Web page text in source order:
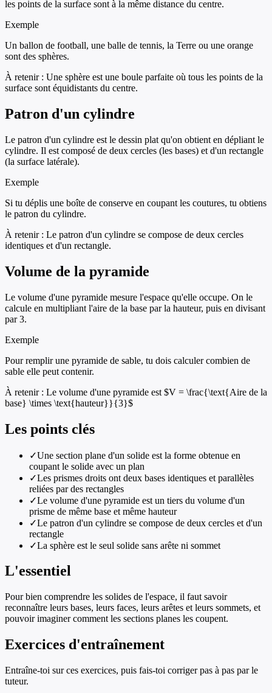
les points de la surface sont à la même distance du centre.
Exemple
Un ballon de football, une balle de tennis, la Terre ou une orange
sont des sphères.
À retenir : Une sphère est une boule parfaite où tous les points de la
surface sont équidistants du centre.
Patron d'un cylindre
Le patron d'un cylindre est le dessin plat qu'on obtient en dépliant le
cylindre. Il est composé de deux cercles (les bases) et d'un rectangle
(la surface latérale).
Exemple
Si tu déplis une boîte de conserve en coupant les coutures, tu obtiens
le patron du cylindre.
À retenir : Le patron d'un cylindre se compose de deux cercles
identiques et d'un rectangle.
Volume de la pyramide
Le volume d'une pyramide mesure l'espace qu'elle occupe. On le
calcule en multipliant l'aire de la base par la hauteur, puis en divisant
par 3.
Exemple
Pour remplir une pyramide de sable, tu dois calculer combien de
sable elle peut contenir.
À retenir : Le volume d'une pyramide est $V = \frac{\text{Aire de la
base} \times \text{hauteur}}{3}$
Les points clés
✓Une section plane d'un solide est la forme obtenue en
coupant le solide avec un plan
✓Les prismes droits ont deux bases identiques et parallèles
reliées par des rectangles
✓Le volume d'une pyramide est un tiers du volume d'un
prisme de même base et même hauteur
✓Le patron d'un cylindre se compose de deux cercles et d'un
rectangle
✓La sphère est le seul solide sans arête ni sommet
L'essentiel
Pour bien comprendre les solides de l'espace, il faut savoir
reconnaître leurs bases, leurs faces, leurs arêtes et leurs sommets, et
pouvoir imaginer comment les sections planes les coupent.
Exercices d'entraînement
Entraîne-toi sur ces exercices, puis fais-toi corriger pas à pas par le
tuteur.